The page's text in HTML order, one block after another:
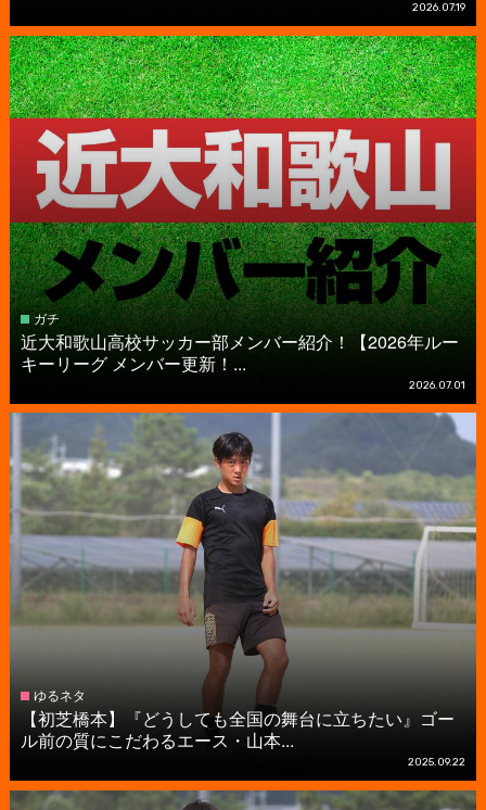
2026.07.19
ガチ
近大和歌山高校サッカー部メンバー紹介！【2026年ルー
キーリーグ メンバー更新！...
2026.07.01
ゆるネタ
【初芝橋本】『どうしても全国の舞台に立ちたい』ゴー
ル前の質にこだわるエース・山本...
2025.09.22